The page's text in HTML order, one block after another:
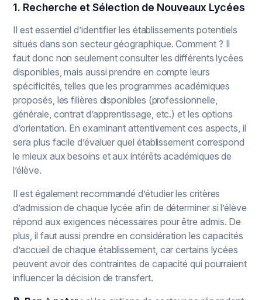
1. Recherche et Sélection de Nouveaux Lycées
Il est essentiel d’identifier les établissements potentiels
situés dans son secteur géographique. Comment ? Il
faut donc non seulement consulter les différents lycées
disponibles, mais aussi prendre en compte leurs
spécificités, telles que les programmes académiques
proposés, les filières disponibles (professionnelle,
générale, contrat d’apprentissage, etc.) et les options
d’orientation. En examinant attentivement ces aspects, il
sera plus facile d’évaluer quel établissement correspond
le mieux aux besoins et aux intérêts académiques de
l’élève.
Il est également recommandé d’étudier les critères
d’admission de chaque lycée afin de déterminer si l’élève
répond aux exigences nécessaires pour être admis. De
plus, il faut aussi prendre en considération les capacités
d’accueil de chaque établissement, car certains lycées
peuvent avoir des contraintes de capacité qui pourraient
influencer la décision de transfert.